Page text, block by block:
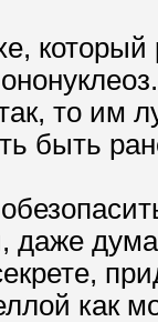
то им
быть
даже
как